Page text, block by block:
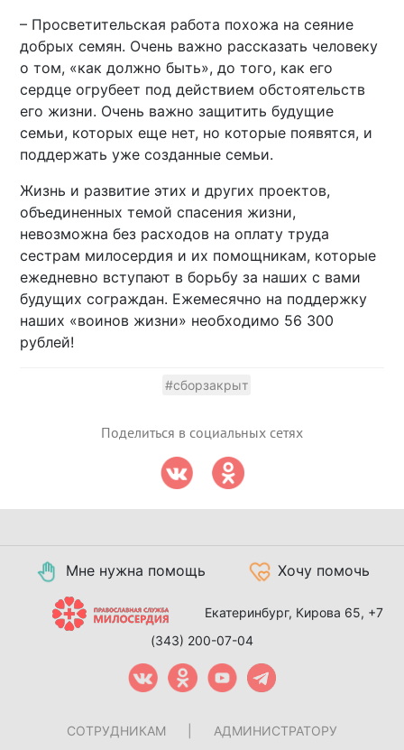
– Просветительская работа похожа на сеяние
добрых семян. Очень важно рассказать человеку
о том, «как должно быть», до того, как его
сердце огрубеет под действием обстоятельств
его жизни. Очень важно защитить будущие
семьи, которых еще нет, но которые появятся, и
поддержать уже созданные семьи.
Жизнь и развитие этих и других проектов,
объединенных темой спасения жизни,
невозможна без расходов на оплату труда
сестрам милосердия и их помощникам, которые
ежедневно вступают в борьбу за наших с вами
будущих сограждан. Ежемесячно на поддержку
наших «воинов жизни» необходимо 56 300
рублей!
#сборзакрыт
Поделиться в социальных сетях
Мне нужна помощь Хочу помочь
Екатеринбург, Кирова 65, +7
(343) 200-07-04
СОТРУДНИКАМ АДМИНИСТРАТОРУ